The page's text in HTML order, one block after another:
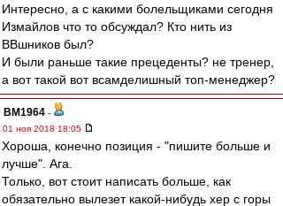
Интересно, а с какими болельщиками сегодня
Измайлов что то обсуждал? Кто нить из
ВВшников был?
И были раньше такие прецеденты? не тренер,
а вот такой вот всамделишный топ-менеджер?
BM1964 -
01 ноя 2018 18:05
Хороша, конечно позиция - "пишите больше и
лучше". Ага.
Только, вот стоит написать больше, как
обязательно вылезет какой-нибудь хер с горы